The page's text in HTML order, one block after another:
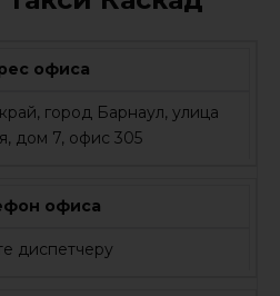
офиса
город Барнаул, улица
дом 7, офис 305
офиса
диспетчеру